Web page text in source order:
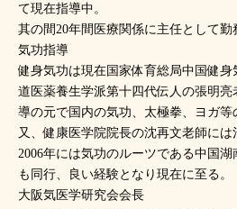
て現在指導中。
其の間20年間医療関係に主任として
気功指導
健身気功は現在国家体育総局中国健
道医薬養生学派第十四代伝人の張明
導の元で国内の気功、太極拳、ヨガ等
又、健康医学院院長の沈再文老師には
2006年には気功のルーツである中国
も同行、良い経験となり現在に至る。
大阪気医学研究会会長